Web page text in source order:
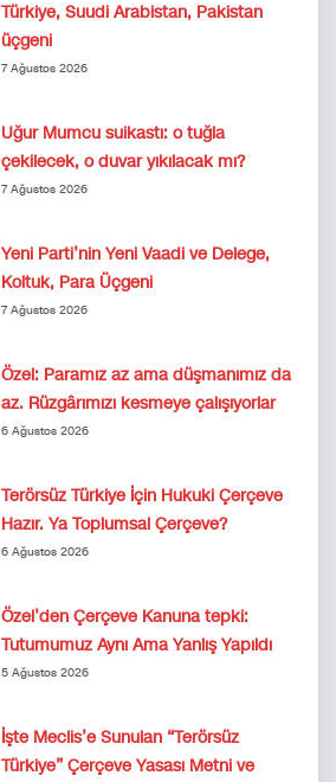
Türkiye, Suudi Arabistan, Pakistan
üçgeni
7 Ağustos 2026
Uğur Mumcu suikastı: o tuğla
çekilecek, o duvar yıkılacak mı?
7 Ağustos 2026
Yeni Parti’nin Yeni Vaadi ve Delege,
Koltuk, Para Üçgeni
7 Ağustos 2026
Özel: Paramız az ama düşmanımız da
az. Rüzgârımızı kesmeye çalışıyorlar
6 Ağustos 2026
Terörsüz Türkiye İçin Hukuki Çerçeve
Hazır. Ya Toplumsal Çerçeve?
6 Ağustos 2026
Özel’den Çerçeve Kanuna tepki:
Tutumumuz Aynı Ama Yanlış Yapıldı
5 Ağustos 2026
İşte Meclis’e Sunulan “Terörsüz
Türkiye” Çerçeve Yasası Metni ve